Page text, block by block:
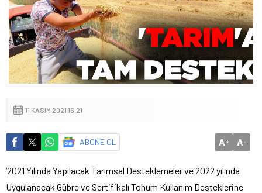
11 KASIM 2021 16:21
ABONE OL A+ A-
‘2021 Yılında Yapılacak Tarımsal Desteklemeler ve 2022 yılında
Uygulanacak Gübre ve Sertifikalı Tohum Kullanım Desteklerine